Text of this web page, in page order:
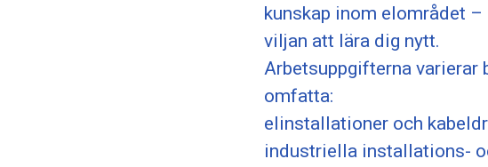
kunskap inom elområdet
viljan att lära dig nytt.
Arbetsuppgifterna varierar
omfatta:
elinstallationer och
industriella installations-